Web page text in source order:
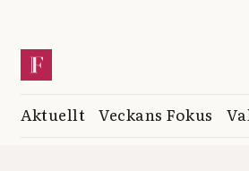
Aktuellt Veckans Fokus